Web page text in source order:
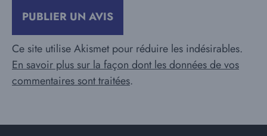
Ce site utilise Akismet pour réduire les indésirables.
En savoir plus sur la façon dont les données de vos
commentaires sont traitées.